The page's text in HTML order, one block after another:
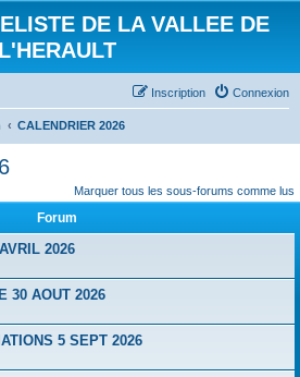
DE LA VALLEE DE
L'HERAULT
Connexion
Inscription
CALENDRIER 2026
Marquer tous les sous-forums comme lus
Forum
2026
30 AOUT 2026
5 SEPT 2026